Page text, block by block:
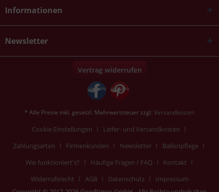
Informationen
Newsletter
Vertrag widerrufen
* Alle Preise inkl. gesetzl. Mehrwertsteuer zzgl. Versandkosten
Cookie Einstellungen
Liefer- und Versandkosten
Zahlungsarten
Firmenkunden Newsletter
Ballonpflege
Wie funktioniert's?
Häufige Fragen / FAQ
Kontakt
Widerrufsrecht
AGB Datenschutz
Impressum